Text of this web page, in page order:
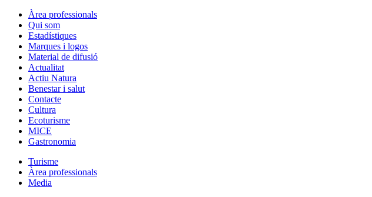
Àrea professionals
Qui som
Estadístiques
Marques i logos
Material de difusió
Actualitat
Actiu Natura
Benestar i salut
Contacte
Cultura
Ecoturisme
MICE
Gastronomia
Turisme
Àrea professionals
Media